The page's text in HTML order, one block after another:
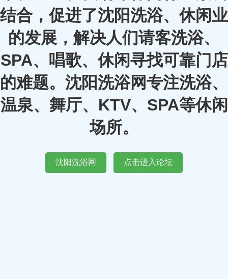
结合，促进了沈阳洗浴、休闲业
的发展，解决人们请客洗浴、
SPA、唱歌、休闲寻找可靠门店
的难题。沈阳洗浴网专注洗浴、
温泉、舞厅、KTV、SPA等休闲
场所。
沈阳洗浴网 点击进入论坛